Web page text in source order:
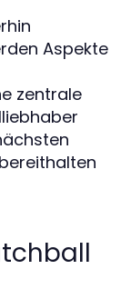
Aspekte
zentrale